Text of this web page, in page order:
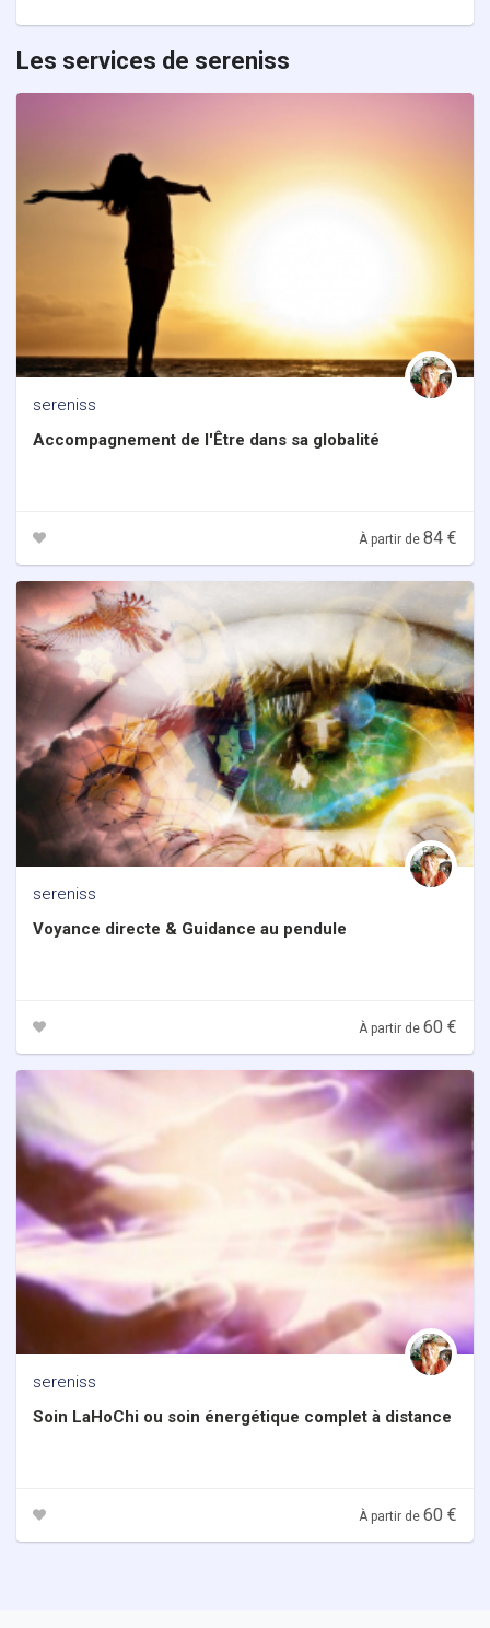
Les services de sereniss
sereniss
Accompagnement de l'Être dans sa globalité
À partir de 84 €
sereniss
Voyance directe & Guidance au pendule
À partir de 60 €
sereniss
Soin LaHoChi ou soin énergétique complet à distance
À partir de 60 €